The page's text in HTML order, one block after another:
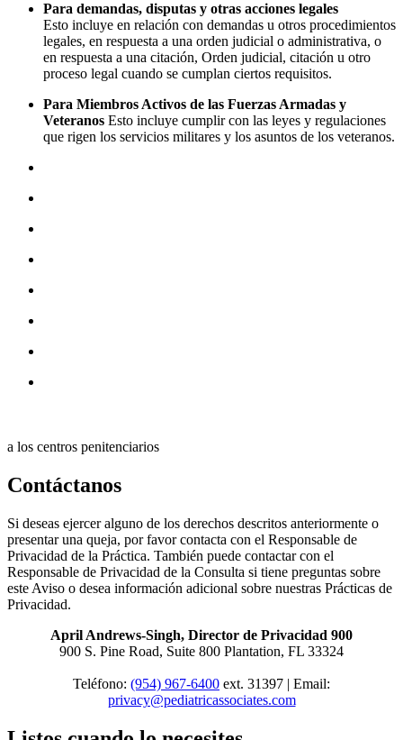
Para demandas, disputas y otras acciones legales
Esto incluye en relación con demandas u otros procedimientos
legales, en respuesta a una orden judicial o administrativa, o
en respuesta a una citación, Orden judicial, citación u otro
proceso legal cuando se cumplan ciertos requisitos.
Para Miembros Activos de las Fuerzas Armadas y
Veteranos Esto incluye cumplir con las leyes y regulaciones
que rigen los servicios militares y los asuntos de los veteranos.
a los centros penitenciarios
Contáctanos
Si deseas ejercer alguno de los derechos descritos anteriormente o
presentar una queja, por favor contacta con el Responsable de
Privacidad de la Práctica. También puede contactar con el
Responsable de Privacidad de la Consulta si tiene preguntas sobre
este Aviso o desea información adicional sobre nuestras Prácticas de
Privacidad.
April Andrews-Singh, Director de Privacidad 900
900 S. Pine Road, Suite 800 Plantation, FL 33324
Teléfono: (954) 967-6400 ext. 31397 | Email:
privacy@pediatricassociates.com